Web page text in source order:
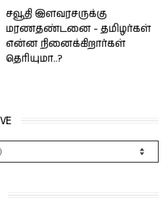
சவூதி இளவரசருக்கு
மரணதண்டனை - தமிழர்கள்
என்ன நினைக்கிறார்கள்
தெரியுமா..?